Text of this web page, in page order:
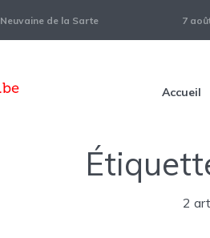
Neuvaine de la Sarte 7
Accueil
2